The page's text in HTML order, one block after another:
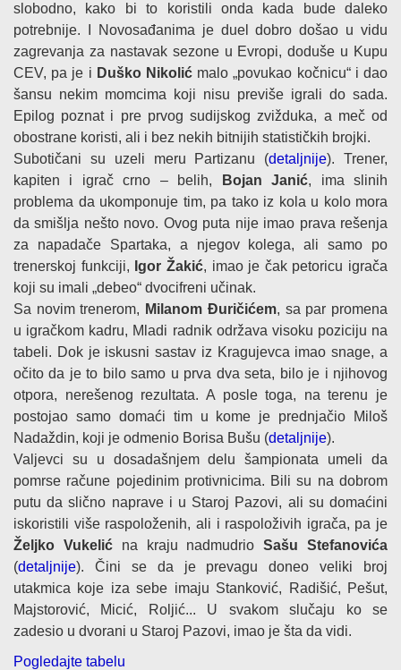
slobodno, kako bi to koristili onda kada bude daleko
potrebnije. I Novosađanima je duel dobro došao u vidu
zagrevanja za nastavak sezone u Evropi, doduše u Kupu
CEV, pa je i Duško Nikolić malo „povukao kočnicu“ i dao
šansu nekim momcima koji nisu previše igrali do sada.
Epilog poznat i pre prvog sudijskog zvižduka, a meč od
obostrane koristi, ali i bez nekih bitnijih statističkih brojki.
Subotičani su uzeli meru Partizanu (detaljnije). Trener,
kapiten i igrač crno – belih,
Bojan Janić, ima slinih
problema da ukomponuje tim, pa tako iz kola u kolo mora
da smišlja nešto novo. Ovog puta nije imao prava rešenja
za napadače Spartaka, a njegov kolega, ali samo po
trenerskoj funkciji, Igor Žakić, imao je čak petoricu igrača
koji su imali „debeo“ dvocifreni učinak.
Sa novim trenerom, Milanom Đuričićem, sa par promena
u igračkom kadru, Mladi radnik održava visoku poziciju na
tabeli. Dok je iskusni sastav iz Kragujevca imao snage, a
očito da je to bilo samo u prva dva seta, bilo je i njihovog
otpora, nerešenog rezultata. A posle toga, na terenu je
postojao samo domaći tim u kome je prednjačio Miloš
Nadaždin, koji je odmenio Borisa Bušu (detaljnije).
Valjevci su u dosadašnjem delu šampionata umeli da
pomrse račune pojedinim protivnicima. Bili su na dobrom
putu da slično naprave i u Staroj Pazovi, ali su domaćini
iskoristili više raspoloženih, ali i raspoloživih igrača, pa je
Željko Vukelićna kraju nadmudrioSašu Stefanovića
(detaljnije). Čini se da je prevagu doneo veliki broj
utakmica koje iza sebe imaju Stanković, Radišić, Pešut,
Majstorović, Micić, Roljić... U svakom slučaju ko se
zadesio u dvorani u Staroj Pazovi, imao je šta da vidi.
Pogledajte tabelu